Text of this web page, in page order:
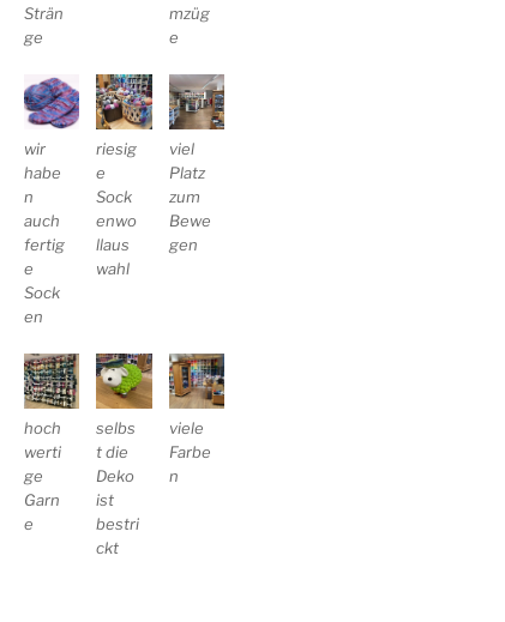
Strän
ge
mzüg
e
wir
habe
n
auch
fertig
e
Sock
en
riesig
e
Sock
enwo
llaus
wahl
viel
Platz
zum
Bewe
gen
hoch
werti
ge
Garn
e
selbs
t die
Deko
ist
bestri
ckt
viele
Farbe
n